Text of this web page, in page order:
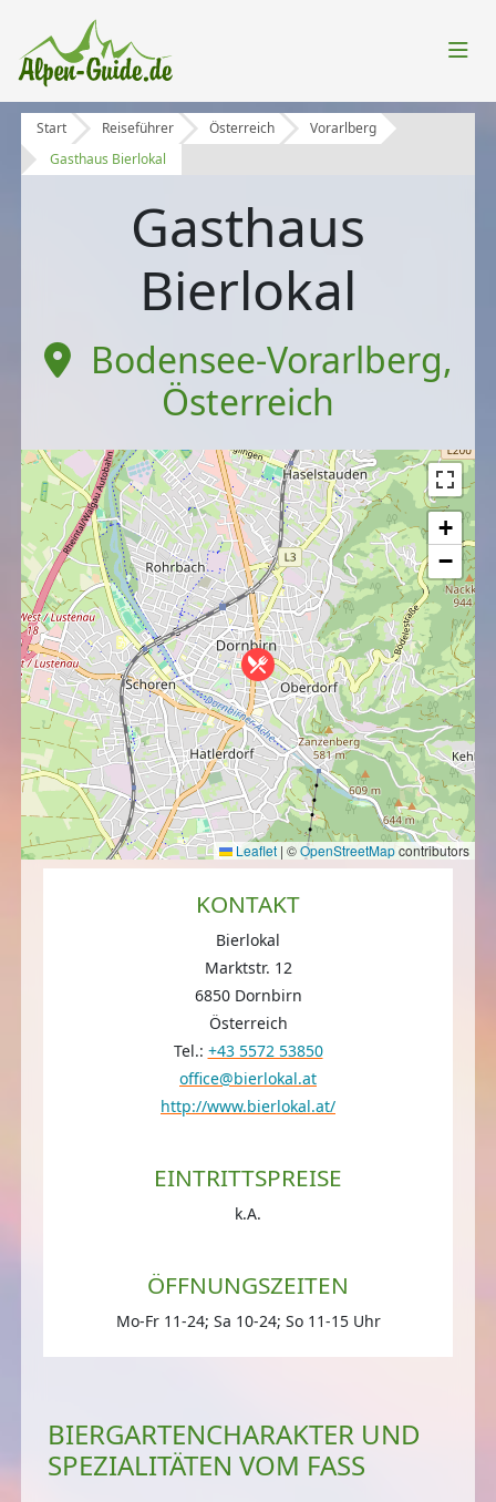
Start Reiseführer Österreich
Vorarlberg
Gasthaus Bierlokal
Gasthaus
Bierlokal
Bodensee-Vorarlberg,
Österreich
+
−
Leaflet | ©OpenStreetMapcontributors
KONTAKT
Bierlokal
Marktstr. 12
6850 Dornbirn
Österreich
Tel.: +43 5572 53850
office@bierlokal.at
http://www.bierlokal.at/
EINTRITTSPREISE
k.A.
ÖFFNUNGSZEITEN
Mo-Fr 11-24; Sa 10-24; So 11-15 Uhr
BIERGARTENCHARAKTER UND
SPEZIALITÄTEN VOM FASS